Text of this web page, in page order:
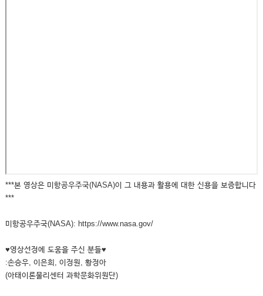
***본 영상은 미항공우주국(NASA)이 그 내용과 활용에 대한 신용을 보증합니다
***
미항공우주국(NASA): https://www.nasa.gov/
♥영상선정에 도움을 주신 분들♥
:손승우, 이은희, 이정원, 황정아
(아태이론물리센터 과학문화위원단)